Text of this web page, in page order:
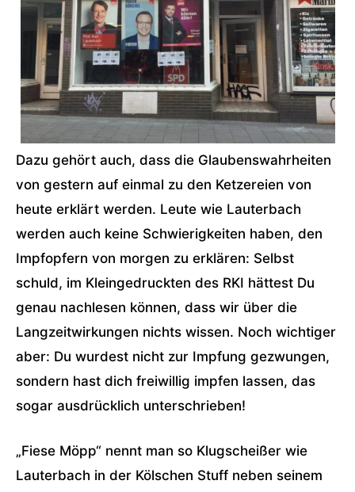
Dazu gehört auch, dass die Glaubenswahrheiten
von gestern auf einmal zu den Ketzereien von
heute erklärt werden. Leute wie Lauterbach
werden auch keine Schwierigkeiten haben, den
Impfopfern von morgen zu erklären: Selbst
schuld, im Kleingedruckten des RKI hättest Du
genau nachlesen können, dass wir über die
Langzeitwirkungen nichts wissen. Noch wichtiger
aber: Du wurdest nicht zur Impfung gezwungen,
sondern hast dich freiwillig impfen lassen, das
sogar ausdrücklich unterschrieben!
„Fiese Möpp“ nennt man so Klugscheißer wie
Lauterbach in der Kölschen Stuff neben seinem